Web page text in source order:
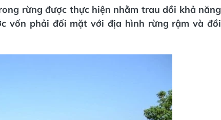
rừng được thực hiện nhằm trau dồi khả năng
vốn phải đối mặt với địa hình rừng rậm và đồi